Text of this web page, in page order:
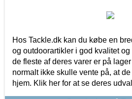
Hos Tackle.dk kan du købe en
og outdoorartikler i god kvalitet
de fleste af deres varer er på
normalt ikke skulle vente på, at
hjem. Klik her for at se deres